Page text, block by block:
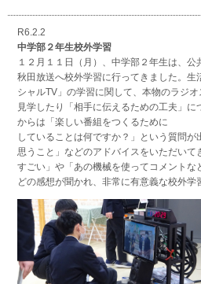
R6.2.2
中学部２年生校外学習
１２月１１日（月）、中学部２年生は、
秋田放送へ校外学習に行ってきました。
シャルTV」の学習に関して、本物のラジ
見学したり「相手に伝えるための工夫」
からは「楽しい番組をつくるために
していることは何ですか？」という質問が
思うこと」などのアドバイスをいただい
すごい」や「あの機械を使ってコメントな
どの感想が聞かれ、非常に有意義な校外学